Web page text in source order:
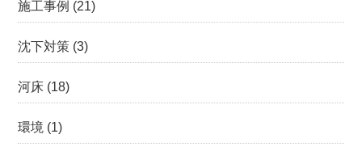
施工事例 (21)
沈下対策 (3)
河床 (18)
環境 (1)